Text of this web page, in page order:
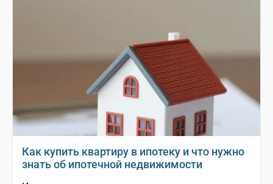
Как купить квартиру в ипотеку и что нужно
знать об ипотечной недвижимости